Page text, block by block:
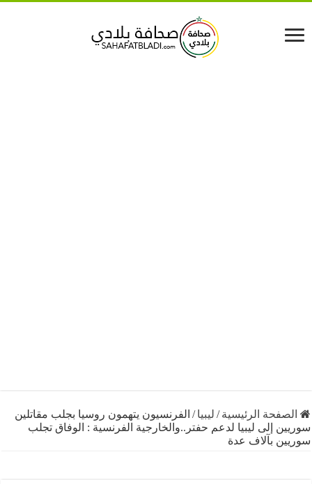
الرئيسية /ليبيا / الفرنسيون يتهمون روسيا بجلب مقاتلين
إلى ليبيا لدعم حفتر..والخارجية الفرنسية : الوفاق تجلب
بآلاف عدة